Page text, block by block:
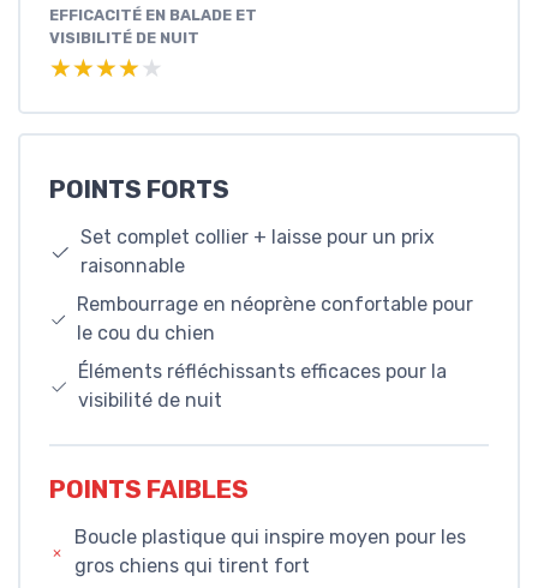
EFFICACITÉ EN BALADE ET
VISIBILITÉ DE NUIT
★★★★★
★★★★★
POINTS FORTS
Set complet collier + laisse pour un prix
raisonnable
Rembourrage en néoprène confortable pour
le cou du chien
Éléments réfléchissants efficaces pour la
visibilité de nuit
POINTS FAIBLES
Boucle plastique qui inspire moyen pour les
gros chiens qui tirent fort